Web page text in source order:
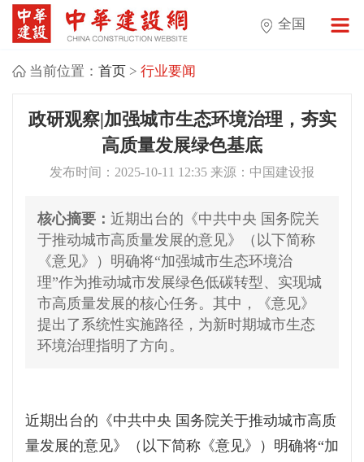
全国
当前位置： 首页> 行业要闻
政研观察|加强城市生态环境治理，夯实
高质量发展绿色基底
发布时间：2025-10-11 12:35 来源：中国建设报
核心摘要： 近期出台的《中共中央 国务院关
于推动城市高质量发展的意见》（以下简称
《意见》）明确将“加强城市生态环境治
理”作为推动城市发展绿色低碳转型、实现城
市高质量发展的核心任务。其中，《意见》
提出了系统性实施路径，为新时期城市生态
环境治理指明了方向。
近期出台的《中共中央 国务院关于推动城市高质
量发展的意见》（以下简称《意见》）明确将“加